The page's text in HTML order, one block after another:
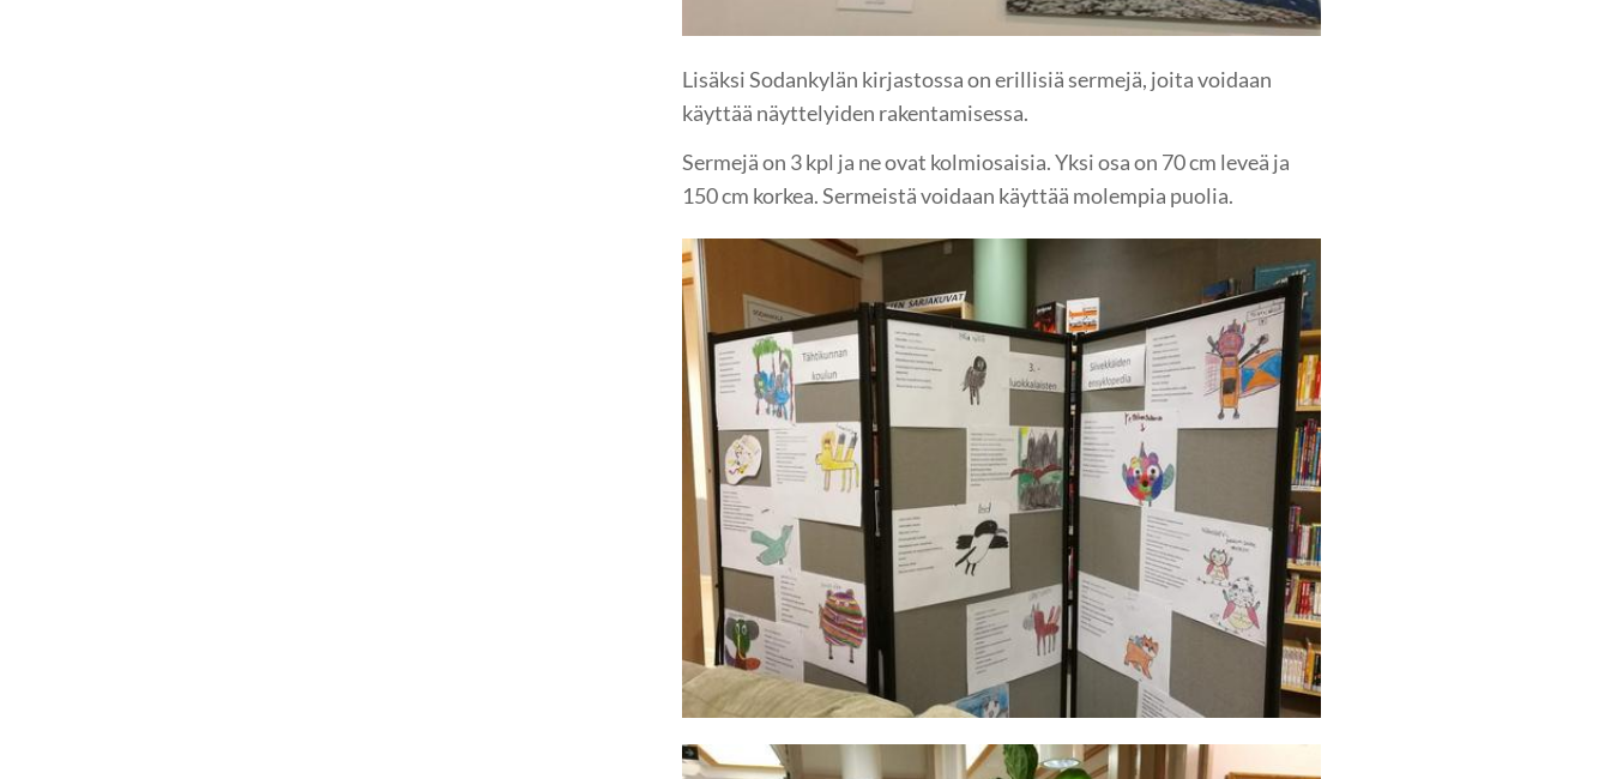
Lisäksi Sodankylän kirjastossa on erillisiä sermejä, joita voidaan
käyttää näyttelyiden rakentamisessa.
Sermejä on 3 kpl ja ne ovat kolmiosaisia. Yksi osa on 70 cm leveä ja
150 cm korkea. Sermeistä voidaan käyttää molempia puolia.